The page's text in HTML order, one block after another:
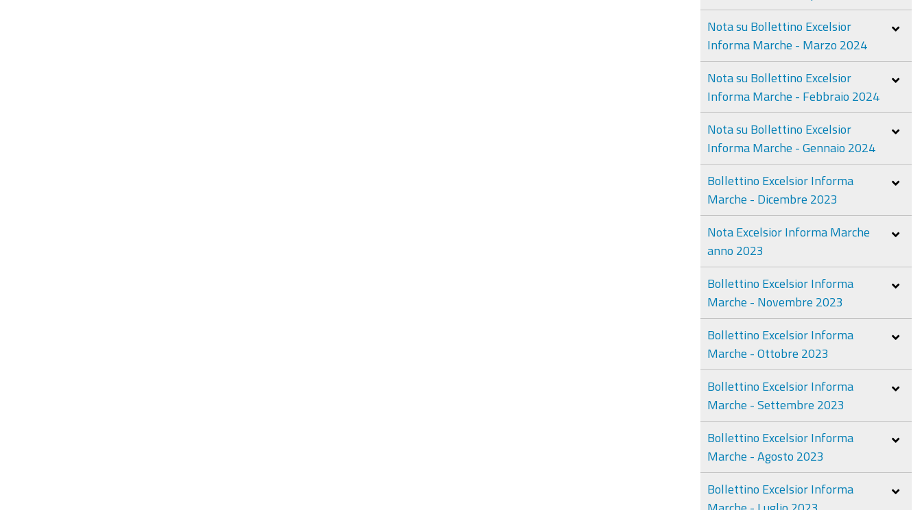
Nota su Bollettino Excelsior
Informa Marche - Marzo 2024
Nota su Bollettino Excelsior
Informa Marche - Febbraio 2024
Nota su Bollettino Excelsior
Informa Marche - Gennaio 2024
Bollettino Excelsior Informa
Marche - Dicembre 2023
Nota Excelsior Informa Marche
anno 2023
Bollettino Excelsior Informa
Marche - Novembre 2023
Bollettino Excelsior Informa
Marche - Ottobre 2023
Bollettino Excelsior Informa
Marche - Settembre 2023
Bollettino Excelsior Informa
Marche - Agosto 2023
Bollettino Excelsior Informa
Marche - Luglio 2023